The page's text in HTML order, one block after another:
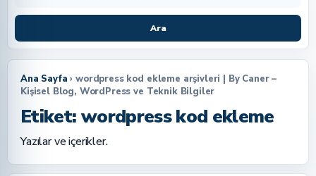
Ara
Ana Sayfa › wordpress kod ekleme arşivleri | By Caner –
Kişisel Blog, WordPress ve Teknik Bilgiler
Etiket:wordpress kod ekleme
Yazılar ve içerikler.